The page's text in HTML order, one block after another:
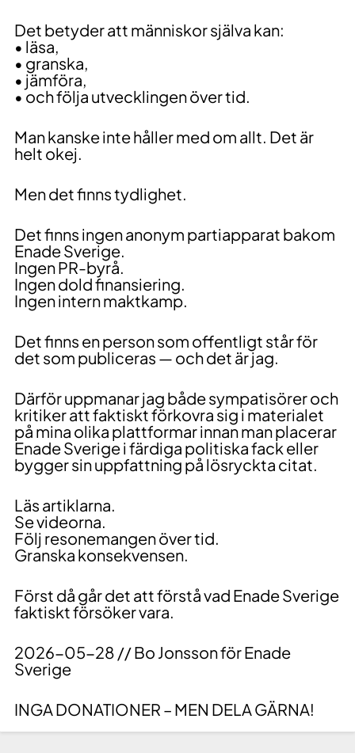
Det betyder att människor själva kan:
• läsa,
• granska,
• jämföra,
• och följa utvecklingen över tid.
Man kanske inte håller med om allt. Det är
helt okej.
Men det finns tydlighet.
Det finns ingen anonym partiapparat bakom
Enade Sverige.
Ingen PR-byrå.
Ingen dold finansiering.
Ingen intern maktkamp.
Det finns en person som offentligt står för
det som publiceras — och det är jag.
Därför uppmanar jag både sympatisörer och
kritiker att faktiskt förkovra sig i materialet
på mina olika plattformar innan man placerar
Enade Sverige i färdiga politiska fack eller
bygger sin uppfattning på lösryckta citat.
Läs artiklarna.
Se videorna.
Följ resonemangen över tid.
Granska konsekvensen.
Först då går det att förstå vad Enade Sverige
faktiskt försöker vara.
2026-05-28 // Bo Jonsson för Enade
Sverige
INGA DONATIONER – MEN DELA GÄRNA!